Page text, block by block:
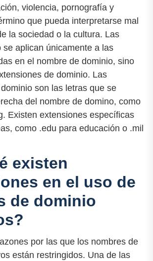
violencia, pornografía y
que pueda interpretarse mal
la sociedad o la cultura. Las
se aplican únicamente a las
en el nombre de dominio, sino
de dominio. Las
son las letras que se
del nombre de domino, como
Existen extensiones específicas
como .edu para educación o .mil
existen
en el uso de
de dominio
por las que los nombres de
están restringidos. Una de las